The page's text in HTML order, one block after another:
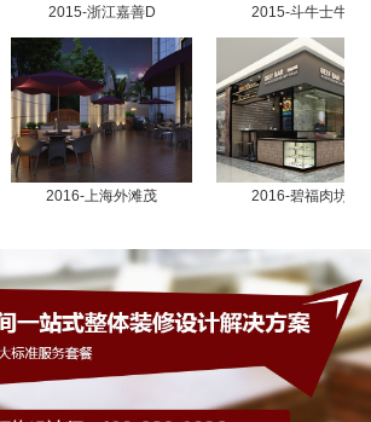
2015-浙江嘉善D
2016-上海外滩茂
2015-斗牛士牛排
2016-碧福肉坊南